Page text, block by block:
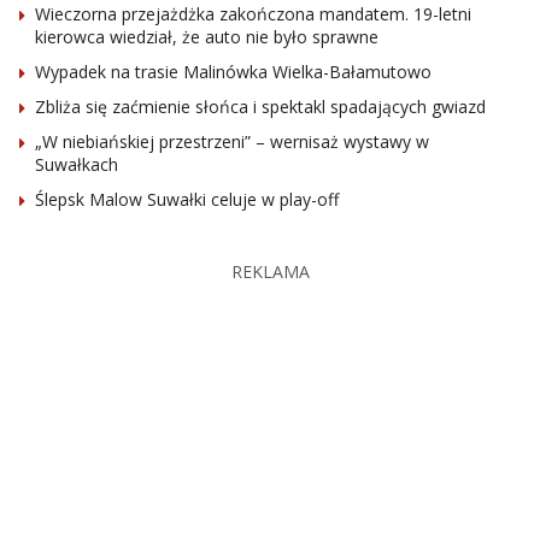
Wieczorna przejażdżka zakończona mandatem. 19-letni
kierowca wiedział, że auto nie było sprawne
Wypadek na trasie Malinówka Wielka-Bałamutowo
Zbliża się zaćmienie słońca i spektakl spadających gwiazd
„W niebiańskiej przestrzeni” – wernisaż wystawy w
Suwałkach
Ślepsk Malow Suwałki celuje w play-off
REKLAMA